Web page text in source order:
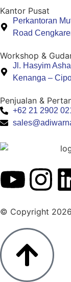
Kantor Pusat
Perkantoran
Road
Workshop &
Jl. Hasyim
Kenanga –
Penjualan &
+62 21 2902
© Copyright